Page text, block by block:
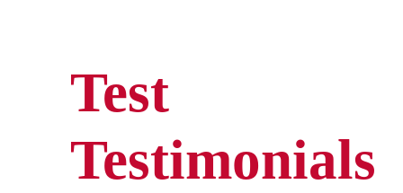
Test
Testimonials